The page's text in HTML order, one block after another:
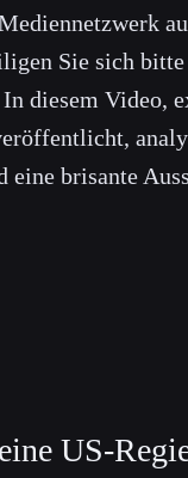
Sie sich
diesem Video,
eine brisante
US-